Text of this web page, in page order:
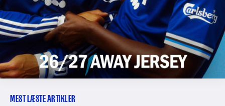
MEST LÆSTE ARTIKLER